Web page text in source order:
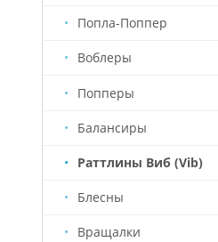
Попла-Поппер
Воблеры
Попперы
Балансиры
Раттлины Виб (Vib)
Блесны
Вращалки